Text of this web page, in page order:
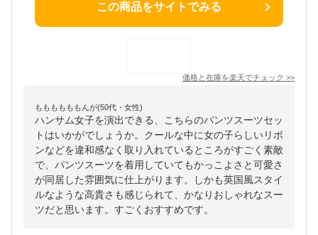
この商品をサイトでみる
価格と在庫を楽天でチェック >>
ももももももんが(50代・女性)
ハンサム女子を演出できる、こちらのパンツスーツセッ
トはいかがでしょうか。クールな中に女の子らしいリボ
ンなどを違和感なく取り入れているところがすごく素敵
で、パンツスーツを着用していてもかっこよさと可愛さ
が同居した雰囲気に仕上がります。しかも英国風スタイ
ルなような高貴さも感じられて、かなりおしゃれなスー
ツだと思います。すごくおすすめです。